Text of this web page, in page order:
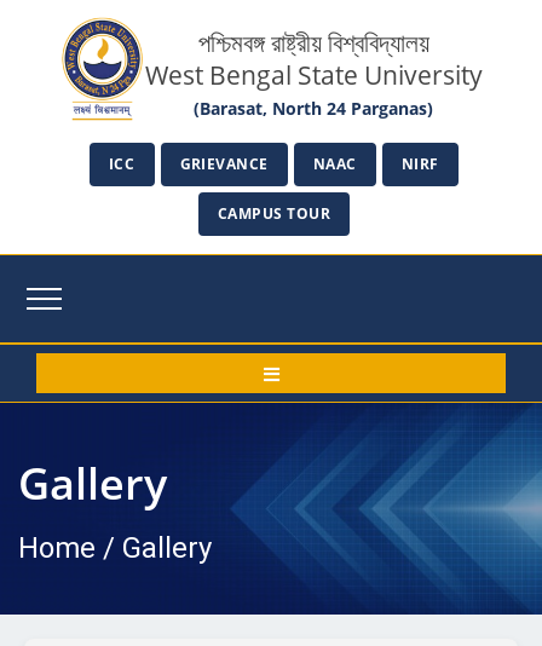
পশ্চিমবঙ্গ রাষ্ট্রীয় বিশ্ববিদ্যালয়
West Bengal State University
(Barasat, North 24 Parganas)
ICC GRIEVANCE NAAC NIRF
CAMPUS TOUR
Gallery
Home / Gallery